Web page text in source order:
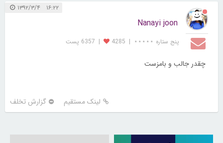
۱۶:۲۲ ۱۳۹۲/۳/۴
Nanayi joon
پنج ستاره ⋆⋆⋆⋆⋆ |
4285
| 6357 پست
چقدر جالب و بامزست
لینک مستقیم گزارش تخلف